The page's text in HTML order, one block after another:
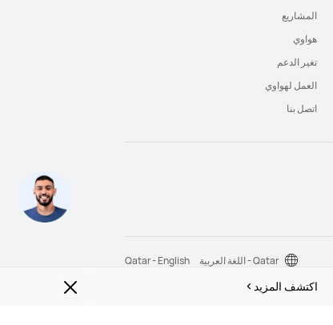
اكتشف المزيد
المشاريع
هواوي
تغير الدعم
العمل لهواوي
اتصل بنا
Qatar - اللغة العربية Qatar - English